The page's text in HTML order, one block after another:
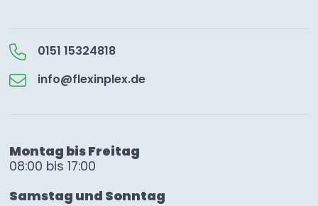
0151 15324818
info@flexinplex.de
Montag bis Freitag
08:00 bis 17:00
Samstag und Sonntag